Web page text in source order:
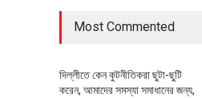
Most Commented
দিল্লীতে কেন কুটনীতিকরা ছুটা-ছুটি
করেন, আমাদের সমস্যা সমাধানের জন্য,